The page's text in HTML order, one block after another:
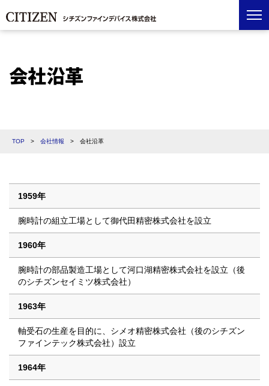
会社沿革
TOP > 会社情報 > 会社沿革
1959年
腕時計の組立工場として御代田精密株式会社を設立
1960年
腕時計の部品製造工場として河口湖精密株式会社を設立（後
のシチズンセイミツ株式会社）
1963年
軸受石の生産を目的に、シメオ精密株式会社（後のシチズン
ファインテック株式会社）設立
1964年